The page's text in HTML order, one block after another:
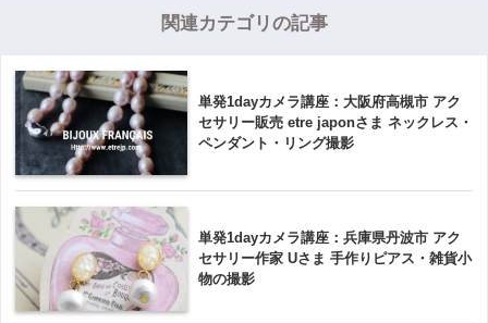
関連カテゴリの記事
単発1dayカメラ講座：大阪府高槻市 アク
セサリー販売 etre japonさま ネックレス・
ペンダント・リング撮影
単発1dayカメラ講座：兵庫県丹波市 アク
セサリー作家 Uさま 手作りピアス・雑貨小
物の撮影